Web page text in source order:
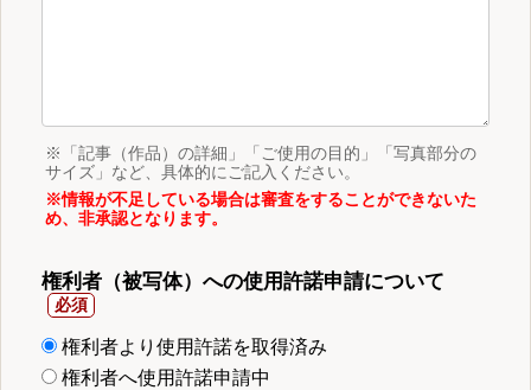
※「記事（作品）の詳細」「ご使用の目的」「写真部分の
サイズ」など、具体的にご記入ください。
※情報が不足している場合は審査をすることができないた
め、非承認となります。
権利者（被写体）への使用許諾申請について
権利者より使用許諾を取得済み
権利者へ使用許諾申請中